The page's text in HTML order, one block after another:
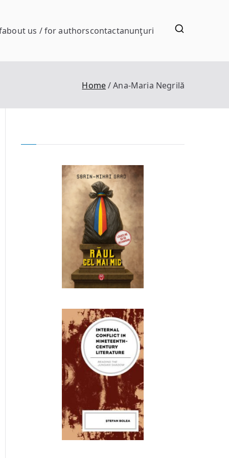
about us / for authorscontactanunţuri
Home Ana-Maria Negrilă